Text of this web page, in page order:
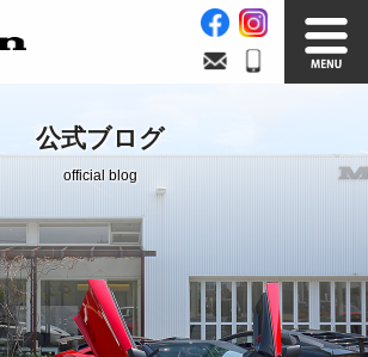
買取無料査定
サービス案内
公式ブログ
official blog